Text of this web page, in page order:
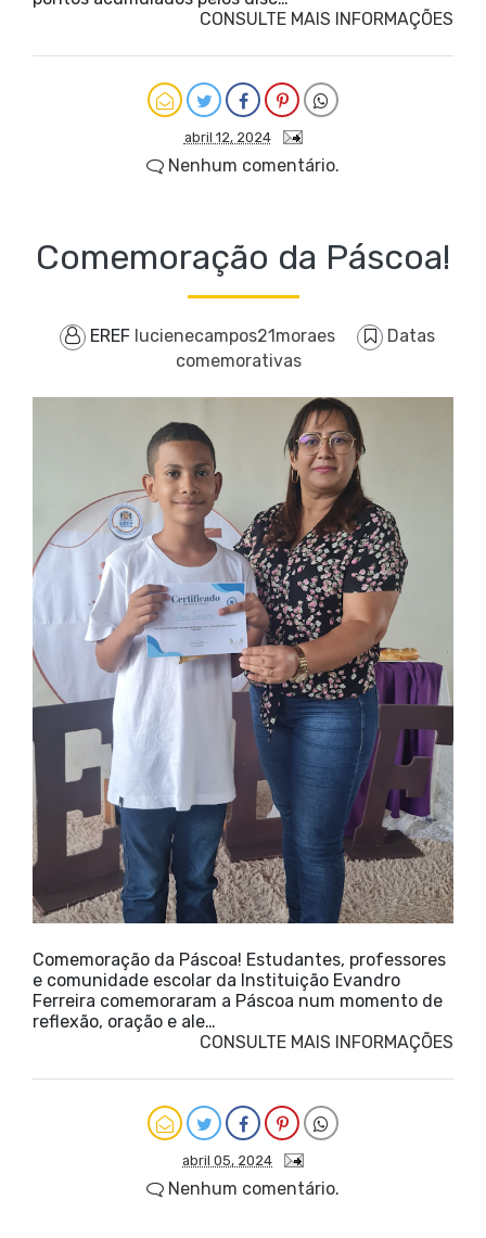
CONSULTE MAIS INFORMAÇÕES
abril 12, 2024
Nenhum comentário.
Comemoração da Páscoa!
EREF lucienecampos21moraes
Datas
comemorativas
Comemoração da Páscoa! Estudantes, professores
e comunidade escolar da Instituição Evandro
Ferreira comemoraram a Páscoa num momento de
reflexão, oração e ale…
CONSULTE MAIS INFORMAÇÕES
abril 05, 2024
Nenhum comentário.